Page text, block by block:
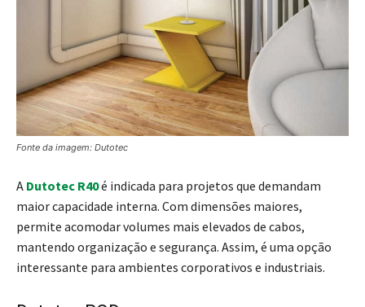
Fonte da imagem: Dutotec
A Dutotec R40é indicada para projetos que demandam
maior capacidade interna. Com dimensões maiores,
permite acomodar volumes mais elevados de cabos,
mantendo organização e segurança. Assim, é uma opção
interessante para ambientes corporativos e industriais.